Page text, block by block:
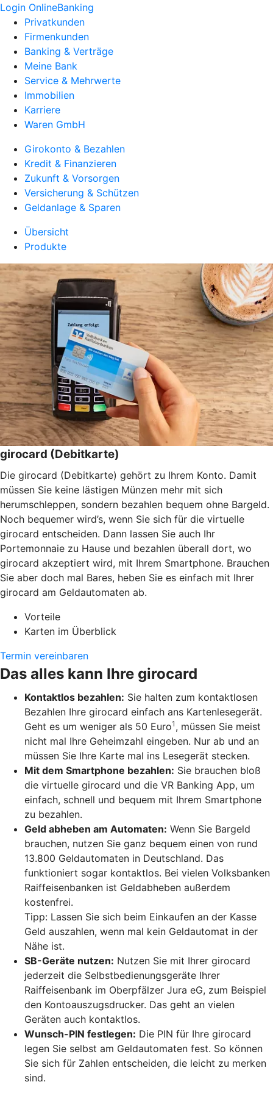
Login OnlineBanking
Privatkunden
Firmenkunden
Banking & Verträge
Meine Bank
Service & Mehrwerte
Immobilien
Karriere
Waren GmbH
Girokonto & Bezahlen
Kredit & Finanzieren
Zukunft & Vorsorgen
Versicherung & Schützen
Geldanlage & Sparen
Übersicht
Produkte
girocard (Debitkarte)
Die girocard (Debitkarte) gehört zu Ihrem Konto. Damit
müssen Sie keine lästigen Münzen mehr mit sich
herumschleppen, sondern bezahlen bequem ohne Bargeld.
Noch bequemer wird’s, wenn Sie sich für die virtuelle
girocard entscheiden. Dann lassen Sie auch Ihr
Portemonnaie zu Hause und bezahlen überall dort, wo
girocard akzeptiert wird, mit Ihrem Smartphone. Brauchen
Sie aber doch mal Bares, heben Sie es einfach mit Ihrer
girocard am Geldautomaten ab.
Vorteile
Karten im Überblick
Termin vereinbaren
Das alles kann Ihre girocard
Kontaktlos bezahlen: Sie halten zum kontaktlosen
Bezahlen Ihre girocard einfach ans Kartenlesegerät.
Geht es um weniger als 50 Euro1 , müssen Sie meist
nicht mal Ihre Geheimzahl eingeben. Nur ab und an
müssen Sie Ihre Karte mal ins Lesegerät stecken.
Mit dem Smartphone bezahlen: Sie brauchen bloß
die virtuelle girocard und die VR Banking App, um
einfach, schnell und bequem mit Ihrem Smartphone
zu bezahlen.
Geld abheben am Automaten: Wenn Sie Bargeld
brauchen, nutzen Sie ganz bequem einen von rund
13.800 Geldautomaten in Deutschland. Das
funktioniert sogar kontaktlos. Bei vielen Volksbanken
Raiffeisenbanken ist Geldabheben außerdem
kostenfrei.
Tipp: Lassen Sie sich beim Einkaufen an der Kasse
Geld auszahlen, wenn mal kein Geldautomat in der
Nähe ist.
SB-Geräte nutzen: Nutzen Sie mit Ihrer girocard
jederzeit die Selbstbedienungsgeräte Ihrer
Raiffeisenbank im Oberpfälzer Jura eG, zum Beispiel
den Kontoauszugsdrucker. Das geht an vielen
Geräten auch kontaktlos.
Wunsch-PIN festlegen: Die PIN für Ihre girocard
legen Sie selbst am Geldautomaten fest. So können
Sie sich für Zahlen entscheiden, die leicht zu merken
sind.